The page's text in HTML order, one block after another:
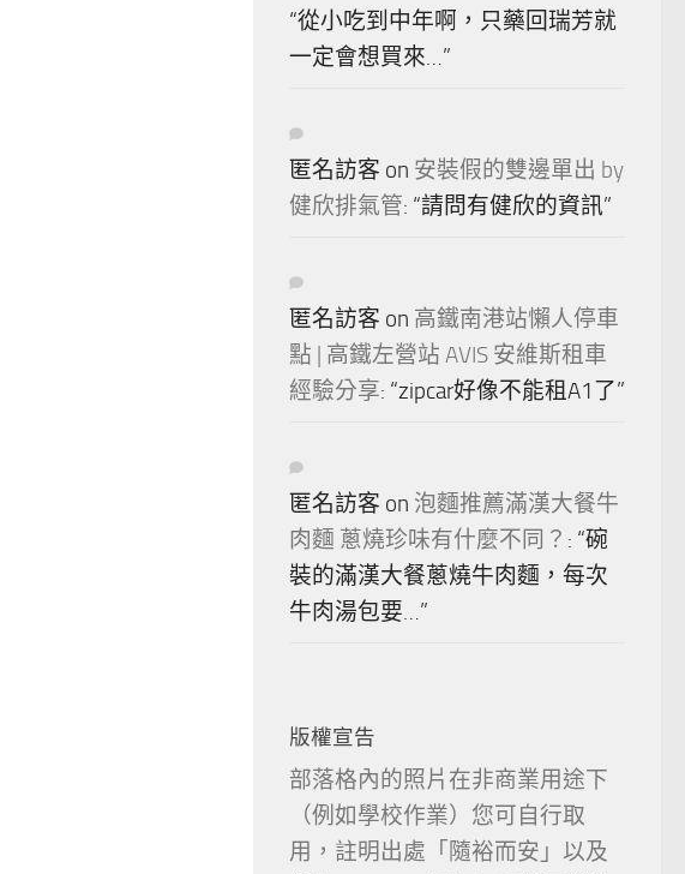
“從小吃到中年啊，只藥回瑞芳就
一定會想買來…”
匿名訪客 on 安裝假的雙邊單出 by
健欣排氣管: “請問有健欣的資訊”
匿名訪客 on 高鐵南港站懶人停車
點 | 高鐵左營站 AVIS 安維斯租車
經驗分享: “zipcar好像不能租A1了”
匿名訪客 on 泡麵推薦滿漢大餐牛
肉麵 蔥燒珍味有什麼不同？ : “碗
裝的滿漢大餐蔥燒牛肉麵，每次
牛肉湯包要…”
版權宣告
部落格內的照片在非商業用途下
（例如學校作業）您可自行取
用，註明出處「隨裕而安」以及